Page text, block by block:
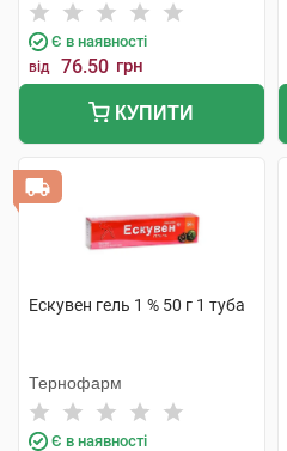
Є в наявності
від 76.50 грн
КУПИТИ
Ескувен гель 1 % 50 г 1 туба
Тернофарм
Є в наявності